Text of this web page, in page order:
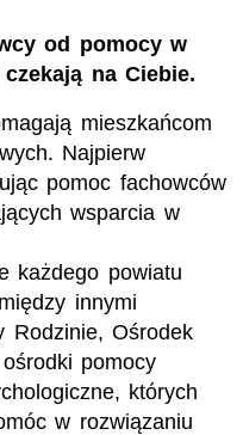
od pomocy w
na Ciebie.
mieszkańcom
Najpierw
pomoc fachowców
wsparcia w
każdego powiatu
innymi
Rodzinie, Ośrodek
pomocy
których
w rozwiązaniu